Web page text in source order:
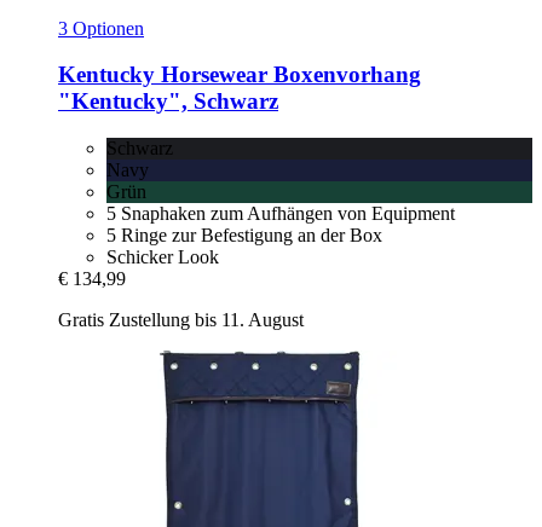
3 Optionen
Kentucky Horsewear Boxenvorhang
"Kentucky", Schwarz
Schwarz
Navy
Grün
5 Snaphaken zum Aufhängen von Equipment
5 Ringe zur Befestigung an der Box
Schicker Look
€ 134,99
Gratis Zustellung bis 11. August